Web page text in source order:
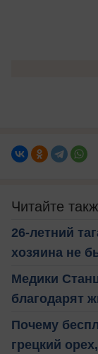
Читайте
26-летний
хозяина не
Медики
благодарят
Почему
грецкий